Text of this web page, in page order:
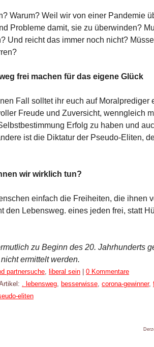
Warum? Weil wir von einer Pandemie
Probleme damit, sie zu überwinden?
Und reicht das immer noch nicht?
frei machen für das eigene Glück
Fall solltet ihr euch auf Moralprediger
Freude und Zuversicht, wenngleich
Erfolg zu haben und
ist die Diktatur der Pseudo-Eliten,
wir wirklich tun?
einfach die Freiheiten, die ihnen
den Lebensweg. eines jeden frei, statt
zu Beginn des 20. Jahrhunderts
ermittelt werden.
partnersuche liberal sein | 0 Kommentare
. lebensweg besserwisse corona-gewinner,
eliten